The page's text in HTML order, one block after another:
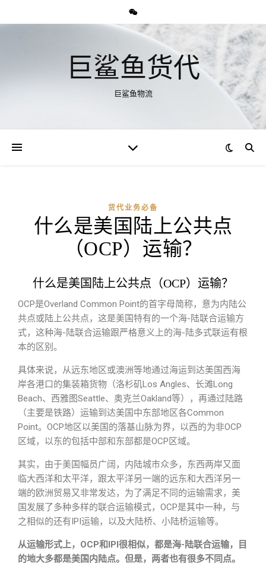
巨鲨鱼货代
巨鲨鱼物流
货代业务必备
什么是美国陆上公共点
（OCP）运输？
什么是美国陆上公共点（OCP）运输？
OCP是Overland Common Point的首字母简称，意为内陆公
共点或陆上公共点，这是美国特有的一个海-陆联合运输方
式，这种海-陆联合运输跟严格意义上的海-陆多式联运有根
本的区别。
具体来说，从远东地区或澳洲等地通过海运到达美国西海
岸各港口的集装箱货物（洛杉矶Los Angles、长滩Long
Beach、西雅图Seattle、奥克兰Oakland等），再通过陆路
（主要是铁路）运输到达美国中东部地区各Common
Point。OCP地区以美国的落基山脉为界，以西的为非OCP
区域，以东的包括中部和东部都是OCP区域。
其实，由于美国幅员广阔，内陆城市众多，东西两岸又面
临大西洋和太平洋，跟太平洋另一端的远东和大西洋另一
端的欧洲贸易又非常发达，为了满足不同的运输需求，美
国发展了多种多样的联合运输模式，OCP是其中一种，与
之相似的还有IPI运输，以及大陆桥、小陆桥运输等。
从运输形式上，OCP和IPI很相似，都是海-陆联合运输，目
的地大多都是美国内陆点。但是，两者也有很多不同点。